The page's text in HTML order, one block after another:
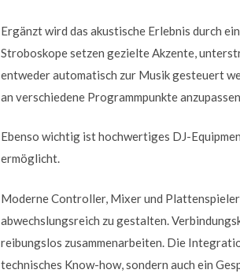
Ergänzt wird das akustische Erlebnis durch
Stroboskope setzen gezielte Akzente,
entweder automatisch zur Musik gesteuert
an verschiedene Programmpunkte anzupassen.
Ebenso wichtig ist hochwertiges DJ-
ermöglicht.
Moderne Controller, Mixer und
abwechslungsreich zu gestalten.
reibungslos zusammenarbeiten. Die
technisches Know-how, sondern auch ein